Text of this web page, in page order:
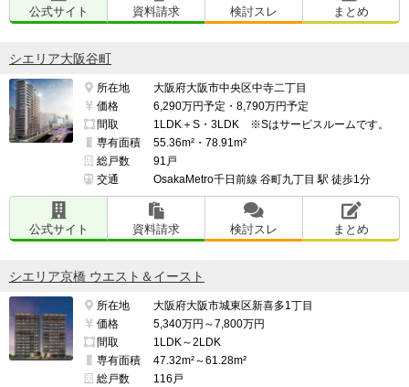
公式サイト 資料請求 検討スレ まとめ
シエリア大阪谷町
所在地
大阪府大阪市中央区中寺二丁目
価格
6,290万円予定・8,790万円予定
間取
1LDK＋S・3LDK ※Sはサービスルームです。
専有面積
55.36m²・78.91m²
総戸数
91戸
交通
OsakaMetro千日前線 谷町九丁目 駅 徒歩1分
公式サイト 資料請求 検討スレ まとめ
シエリア京橋 ウエスト＆イースト
所在地
大阪府大阪市城東区新喜多1丁目
価格
5,340万円～7,800万円
間取
1LDK～2LDK
専有面積
47.32m²～61.28m²
総戸数
116戸